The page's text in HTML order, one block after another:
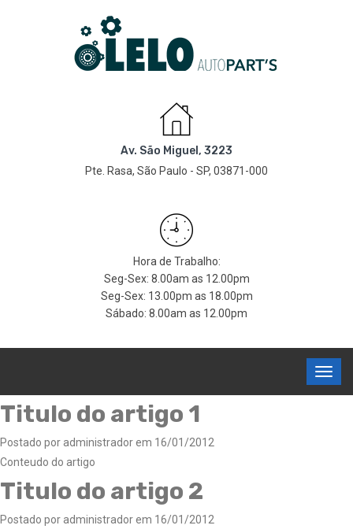
Av. São Miguel, 3223
Pte. Rasa, São Paulo - SP, 03871-000
Hora de Trabalho:
Seg-Sex: 8.00am as 12.00pm
Seg-Sex: 13.00pm as 18.00pm
Sábado: 8.00am as 12.00pm
Titulo do artigo 1
Postado por administrador em 16/01/2012
Conteudo do artigo
Titulo do artigo 2
Postado por administrador em 16/01/2012